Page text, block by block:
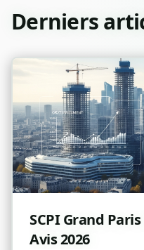
Derniers
SCPI Grand
Avis 2026